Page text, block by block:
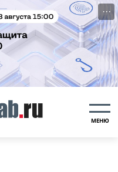
···
МЕНЮ